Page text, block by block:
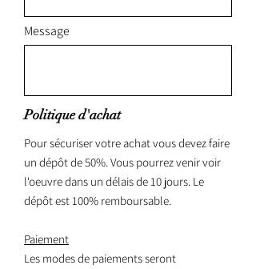
Message
Politique d'achat
Pour sécuriser votre achat vous devez faire
un dépôt de 50%. Vous pourrez venir voir
l'oeuvre dans un délais de 10 jours. Le
dépôt est 100% remboursable.
Paiement
Les modes de paiements seront